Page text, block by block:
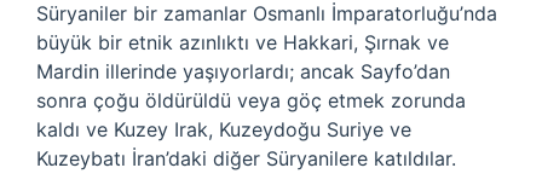
Süryaniler bir zamanlar Osmanlı İmparatorluğu’nda
büyük bir etnik azınlıktı ve Hakkari, Şırnak ve
Mardin illerinde yaşıyorlardı; ancak Sayfo’dan
sonra çoğu öldürüldü veya göç etmek zorunda
kaldı ve Kuzey Irak, Kuzeydoğu Suriye ve
Kuzeybatı İran’daki diğer Süryanilere katıldılar.